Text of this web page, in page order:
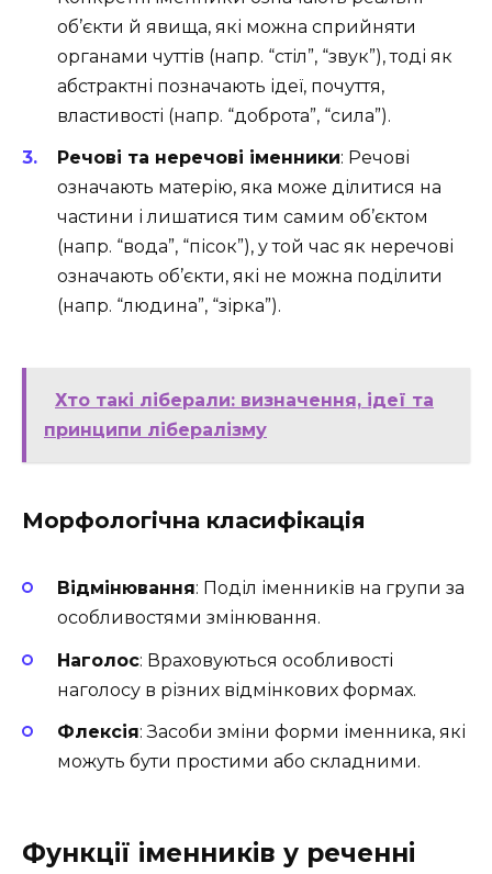
об’єкти й явища, які можна сприйняти
органами чуттів (напр. “стіл”, “звук”), тоді як
абстрактні позначають ідеї, почуття,
властивості (напр. “доброта”, “сила”).
Речові та неречові іменники: Речові
означають матерію, яка може ділитися на
частини і лишатися тим самим об’єктом
(напр. “вода”, “пісок”), у той час як неречові
означають об’єкти, які не можна поділити
(напр. “людина”, “зірка”).
Хто такі ліберали: визначення, ідеї та
принципи лібералізму
Морфологічна класифікація
Відмінювання: Поділ іменників на групи за
особливостями змінювання.
Наголос: Враховуються особливості
наголосу в різних відмінкових формах.
Флексія: Засоби зміни форми іменника, які
можуть бути простими або складними.
Функції іменників у реченні